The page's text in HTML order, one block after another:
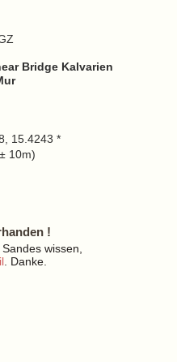
Bridge Kalvarien
15.4243 *
10m)
!
wissen,
. Danke.